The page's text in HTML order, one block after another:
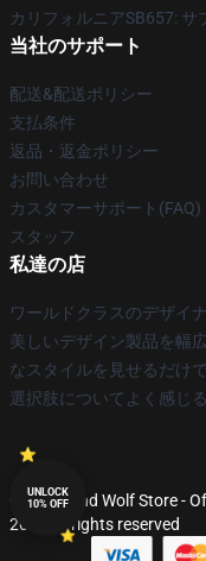
カリフォルニアSB657:
当社のサポート
配送&配送ポリシー
支払条件
返品・返金ポリシー
お問い合わせ
カスタマーサポート(FAQ)
スタッフ
私達の店
ワールドクラスのデザイ
美しいデザイン製品を幅
なスタイルを見せるだけ
選択肢についてよく感じ
© Spice And Wolf Store -
2026 all rights reserved
UNLOCK
10% OFF